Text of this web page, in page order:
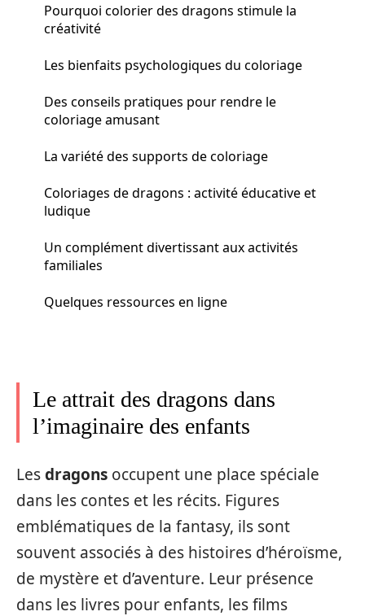
Pourquoi colorier des dragons stimule la
créativité
Les bienfaits psychologiques du coloriage
Des conseils pratiques pour rendre le
coloriage amusant
La variété des supports de coloriage
Coloriages de dragons : activité éducative et
ludique
Un complément divertissant aux activités
familiales
Quelques ressources en ligne
Le attrait des dragons dans
l’imaginaire des enfants
Lesdragons occupent une place spéciale
dans les contes et les récits. Figures
emblématiques de la fantasy, ils sont
souvent associés à des histoires d’héroïsme,
de mystère et d’aventure. Leur présence
dans les livres pour enfants, les films